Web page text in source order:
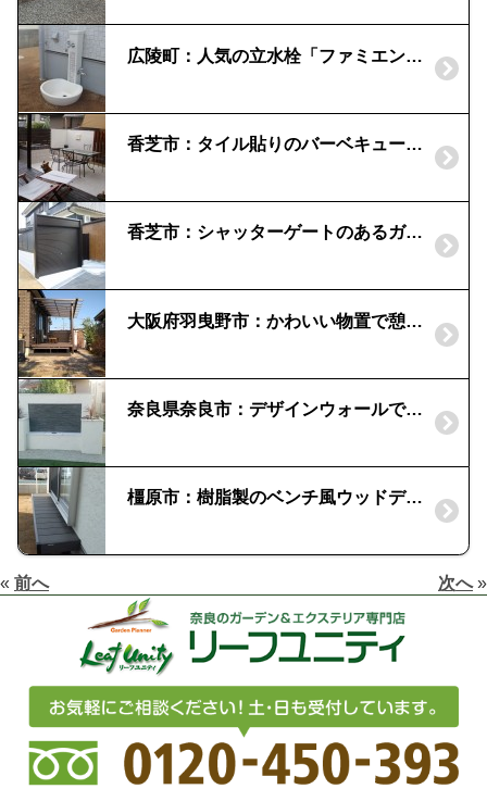
広陵町：人気の立水栓「ファミエンテ」｜ユニソン
香芝市：タイル貼りのバーベキュー炉｜リゾート気分のガーデンに
香芝市：シャッターゲートのあるガレージ工事｜軽量アルミフレーム、シャッター
大阪府羽曳野市：かわいい物置で憩いの庭｜カンナキュート
奈良県奈良市：デザインウォールで癒しのお庭に｜モダンテイストのベンチスペース
橿原市：樹脂製のベンチ風ウッドデッキ｜お庭に居場所を
« 前へ 次へ»